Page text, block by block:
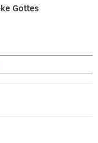
Gottes